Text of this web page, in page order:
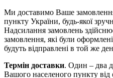
Ми доставимо Ваше
пункту України, будь-якої
Надсилання замовлень
замовлення, які були
будуть відправлені в той же
Термін доставки. Один – два
Вашого населеного пункту від